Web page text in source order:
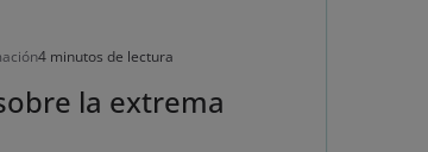
4 minutos de lectura
la extrema